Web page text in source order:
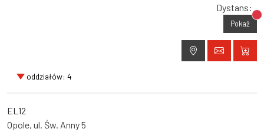
Dystans:
Pokaż
oddziałów: 4
EL12
Opole, ul. Św. Anny 5